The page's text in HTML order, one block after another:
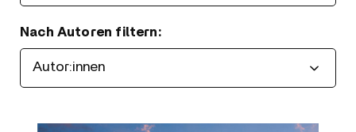
Nach Autoren filtern: